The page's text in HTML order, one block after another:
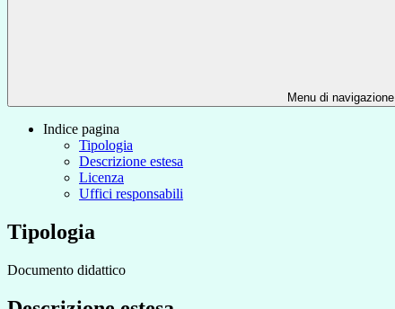
Menu di navigazione
Indice pagina
Tipologia
Descrizione estesa
Licenza
Uffici responsabili
Tipologia
Documento didattico